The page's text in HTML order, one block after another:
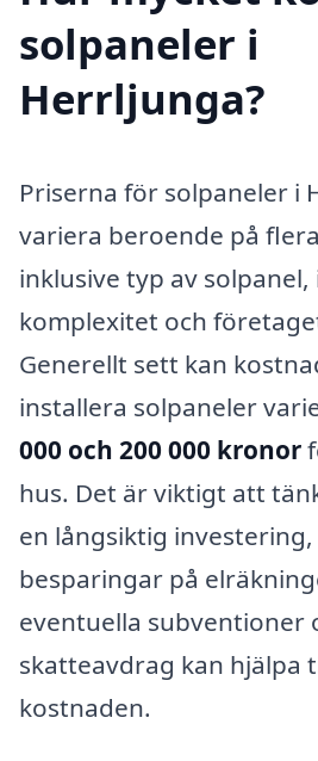
solpaneler i
Herrljunga?
Priserna för solpaneler i
variera beroende på
inklusive typ av
komplexitet och
Generellt sett kan
installera solpaneler
000 och 200 000 kronor
hus. Det är viktigt att
en långsiktig
besparingar på
eventuella subventioner
skatteavdrag kan hjälpa
kostnaden.